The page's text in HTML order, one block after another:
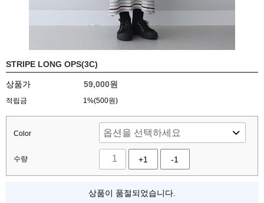
STRIPE LONG OPS(3C)
상품가 59,000원
적립금 1%(500원)
Color
수량 +1 -1
상품이 품절되었습니다.